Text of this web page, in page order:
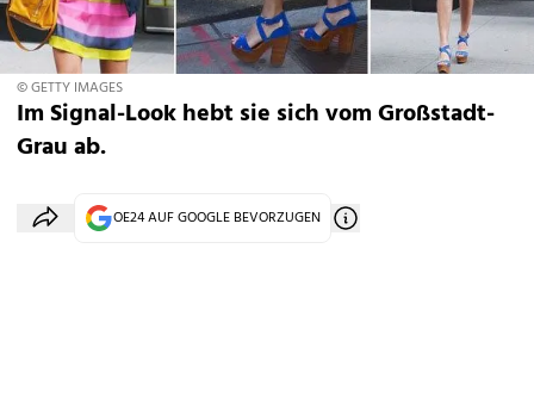
© GETTY IMAGES
Im Signal-Look hebt sie sich vom Großstadt-
Grau ab.
OE24 AUF GOOGLE BEVORZUGEN